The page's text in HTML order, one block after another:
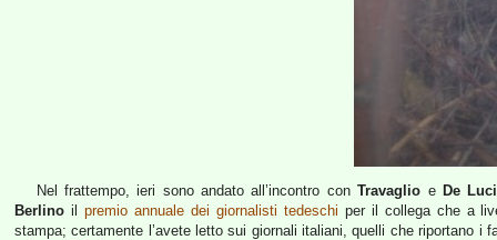
Nel frattempo, ieri sono andato all’incontro conTravaglio e De
Berlino il premio annuale dei giornalisti tedeschi per il collega che a
stampa; certamente l’avete letto sui giornali italiani, quelli che riportano i